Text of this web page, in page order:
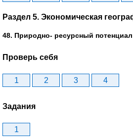
Раздел 5. Экономическая
48. Природно- ресурсный потенциал
Проверь себя
1 2 3 4
Задания
1